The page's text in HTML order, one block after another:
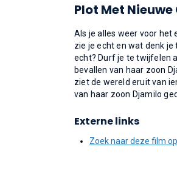
Plot Met Nieuwe
Als je alles weer voor het
zie je echt en wat denk
echt? Durf je te twijfelen
bevallen van haar zoon
ziet de wereld eruit van
van haar zoon Djamilo
Externe links
Zoek naar deze film